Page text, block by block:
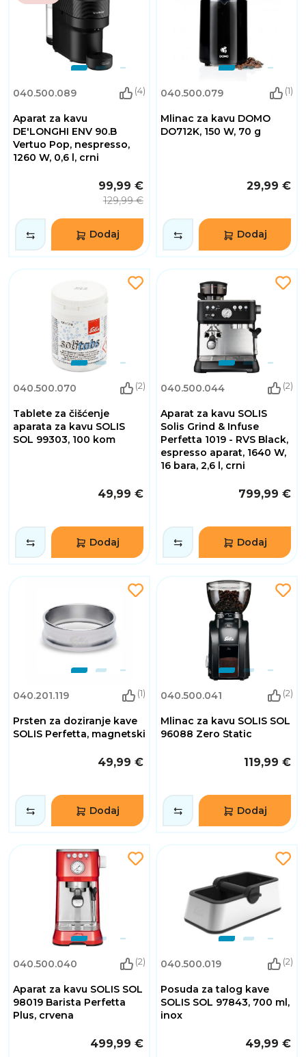
040.500.089 (4)
Aparat za kavu
DE'LONGHI ENV 90.B
Vertuo Pop, nespresso,
1260 W, 0,6 l, crni
99,99 €
129,99 €
Dodaj
040.500.079 (1)
Mlinac za kavu DOMO
DO712K, 150 W, 70 g
29,99 €
Dodaj
040.500.070 (2)
Tablete za čišćenje
aparata za kavu SOLIS
SOL 99303, 100 kom
49,99 €
Dodaj
040.500.044 (2)
Aparat za kavu SOLIS
Solis Grind & Infuse
Perfetta 1019 - RVS Black,
espresso aparat, 1640 W,
16 bara, 2,6 l, crni
799,99 €
Dodaj
040.201.119 (1)
Prsten za doziranje kave
SOLIS Perfetta, magnetski
49,99 €
Dodaj
040.500.041 (2)
Mlinac za kavu SOLIS SOL
96088 Zero Static
119,99 €
Dodaj
040.500.040 (2)
Aparat za kavu SOLIS SOL
98019 Barista Perfetta
Plus, crvena
499,99 €
040.500.019 (2)
Posuda za talog kave
SOLIS SOL 97843, 700 ml,
inox
49,99 €